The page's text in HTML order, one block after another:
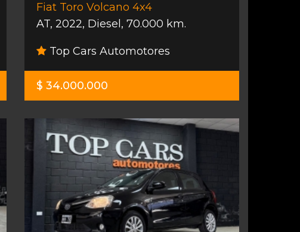
Fiat Toro Volcano 4x4
AT, 2022, Diesel , 70.000 km.
Top Cars Automotores
$ 34.000.000